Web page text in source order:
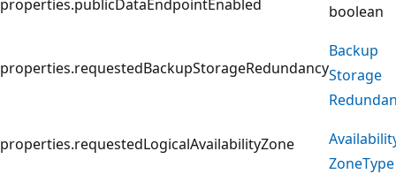
properties.publicDataEndpointEnabled
boolean
properties.requestedBackupStorageRedundancy
Backup
Storage
properties.requestedLogicalAvailabilityZone
ZoneType